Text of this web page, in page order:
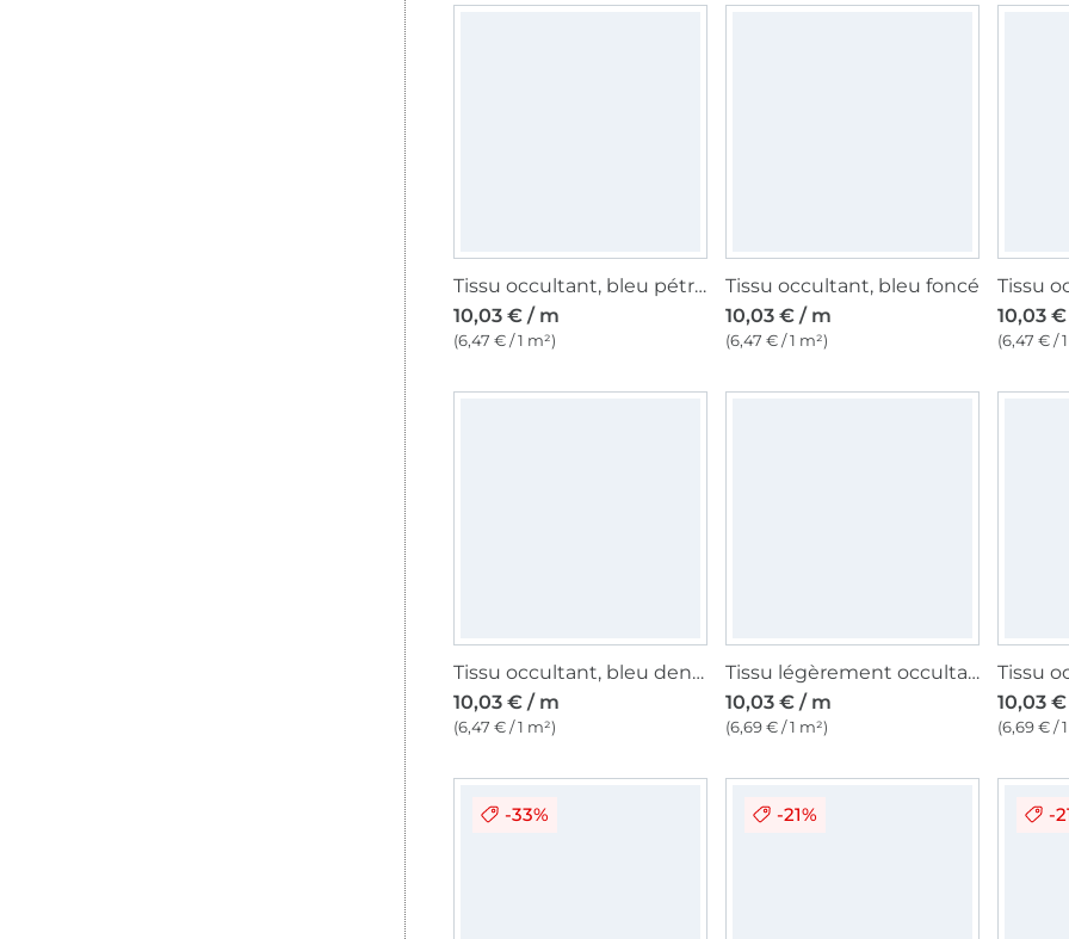
Tissu occultant, bleu pétrole pâle
10,03 € / m
(6,47 € / 1 m²)
Tissu occultant, bleu foncé
10,03 € / m
(6,47 € / 1 m²)
10,03
(6,47 € /
Tissu occultant, bleu denim
10,03 € / m
(6,47 € / 1 m²)
Tissu légèrement occultant uni, blanc laine
10,03 € / m
(6,69 € / 1 m²)
10,03
(6,69 € /
-33% -21% -